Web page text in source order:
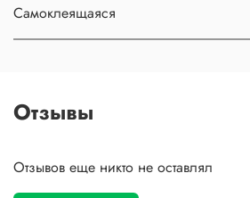
Самоклеящаяся
Отзывы
Отзывов еще никто не оставлял